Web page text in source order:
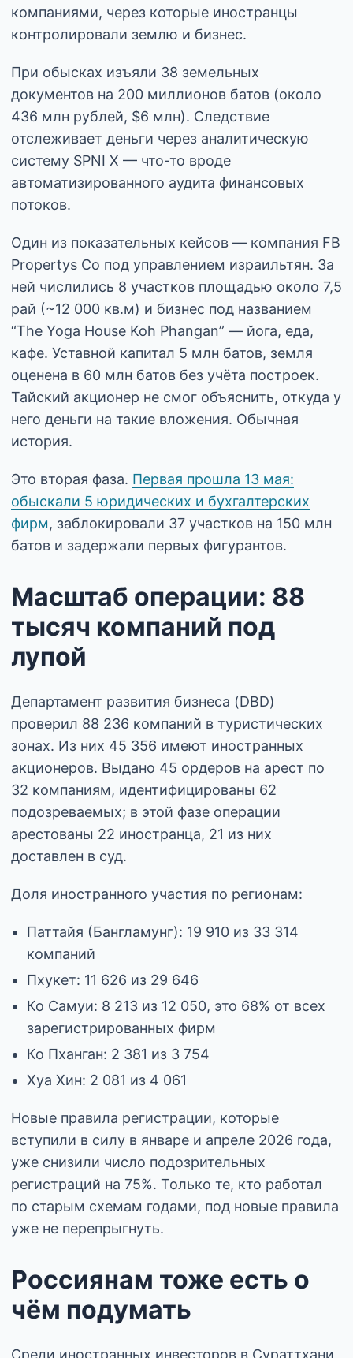
компаниями, через которые иностранцы
контролировали землю и бизнес.
При обысках изъяли 38 земельных
документов на 200 миллионов батов (около
436 млн рублей, $6 млн). Следствие
отслеживает деньги через аналитическую
систему SPNI X — что-то вроде
автоматизированного аудита финансовых
потоков.
Один из показательных кейсов — компания FB
Propertys Co под управлением израильтян. За
ней числились 8 участков площадью около 7,5
рай (~12 000 кв.м) и бизнес под названием
“The Yoga House Koh Phangan” — йога, еда,
кафе. Уставной капитал 5 млн батов, земля
оценена в 60 млн батов без учёта построек.
Тайский акционер не смог объяснить, откуда у
него деньги на такие вложения. Обычная
история.
Это вторая фаза. Первая прошла 13 мая:
обыскали 5 юридических и бухгалтерских
фирм, заблокировали 37 участков на 150 млн
батов и задержали первых фигурантов.
Масштаб операции: 88
тысяч компаний под
лупой
Департамент развития бизнеса (DBD)
проверил 88 236 компаний в туристических
зонах. Из них 45 356 имеют иностранных
акционеров. Выдано 45 ордеров на арест по
32 компаниям, идентифицированы 62
подозреваемых; в этой фазе операции
арестованы 22 иностранца, 21 из них
доставлен в суд.
Доля иностранного участия по регионам:
Паттайя (Бангламунг): 19 910 из 33 314
компаний
Пхукет: 11 626 из 29 646
Ко Самуи: 8 213 из 12 050, это 68% от всех
зарегистрированных фирм
Ко Пханган: 2 381 из 3 754
Хуа Хин: 2 081 из 4 061
Новые правила регистрации, которые
вступили в силу в январе и апреле 2026 года,
уже снизили число подозрительных
регистраций на 75%. Только те, кто работал
по старым схемам годами, под новые правила
уже не перепрыгнуть.
Россиянам тоже есть о
чём подумать
Среди иностранных инвесторов в Сураттхани